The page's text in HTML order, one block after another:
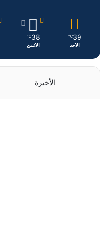
39
℃
الأحد
38
℃
الأثنين
الأخيرة